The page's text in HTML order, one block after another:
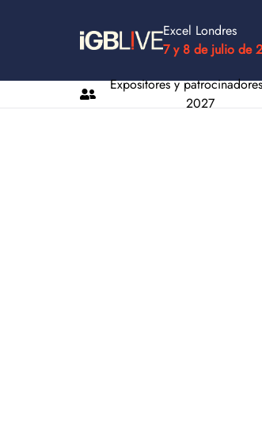
Excel Londres
7 y 8 de julio de
Expositores y
2027